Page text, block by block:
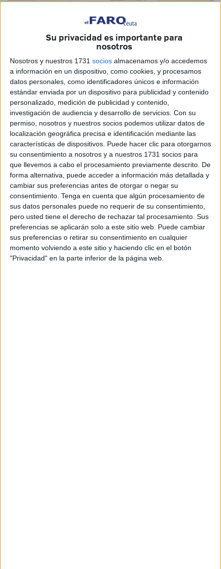
Su privacidad es importante para
nosotros
Nosotros y nuestros 1731 socios almacenamos y/o accedemos
a información en un dispositivo, como cookies, y procesamos
datos personales, como identificadores únicos e información
estándar enviada por un dispositivo para publicidad y contenido
personalizado, medición de publicidad y contenido,
investigación de audiencia y desarrollo de servicios. Con su
permiso, nosotros y nuestros socios podemos utilizar datos de
localización geográfica precisa e identificación mediante las
características de dispositivos. Puede hacer clic para otorgarnos
su consentimiento a nosotros y a nuestros 1731 socios para
que llevemos a cabo el procesamiento previamente descrito. De
forma alternativa, puede acceder a información más detallada y
cambiar sus preferencias antes de otorgar o negar su
consentimiento. Tenga en cuenta que algún procesamiento de
sus datos personales puede no requerir de su consentimiento,
pero usted tiene el derecho de rechazar tal procesamiento. Sus
preferencias se aplicarán solo a este sitio web. Puede cambiar
sus preferencias o retirar su consentimiento en cualquier
momento volviendo a este sitio y haciendo clic en el botón
"Privacidad" en la parte inferior de la página web.
Ceuta Ya! ha solicitado a la Ciudad la puesta en marcha
de un "bono transporte" destinado a las familias cuyos
hijos fueronreubicadosa centros educativos más lejanos
debido a las obras en el CEIP Ramón y Cajal.
La formación señala que muchos padres y madres se ven
obligados autilizar el transporte público para llevar a
sus hijos al colegio, lo que genera un gasto extra en su
economía familiar.
El partido considera que esta situación es consecuencia
de la"negligencia" de la Ciudad en el mantenimiento
de los colegios públicos. Por ello, argumenta que es
justo que la administración local se haga cargo de estos
costes adicionales.
Según Ceuta Ya!, “hablamos de familias humildes y de